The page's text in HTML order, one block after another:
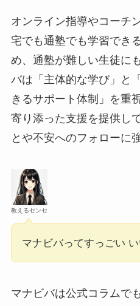
オンライン指導やコーチ
宅でも通塾でも学習でき
め、通塾が難しい生徒に
バは「主体的な学び」と
きるサポート体制」を重
寄り添った支援を提供し
とや不安へのフォローに
教えるセンセ
マナビバってすっごい
マナビバは公式コラムで